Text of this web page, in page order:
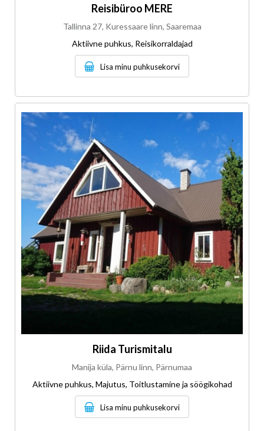
Reisibüroo MERE
Tallinna 27, Kuressaare linn, Saaremaa
Aktiivne puhkus, Reisikorraldajad
Lisa minu puhkusekorvi
Riida Turismitalu
Manija küla, Pärnu linn, Pärnumaa
Aktiivne puhkus, Majutus, Toitlustamine ja söögikohad
Lisa minu puhkusekorvi